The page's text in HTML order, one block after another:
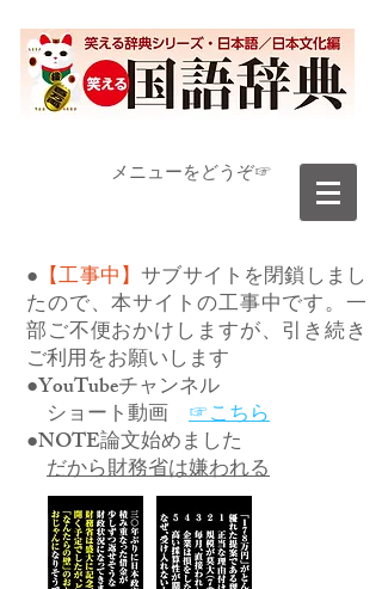
​メニューをどうぞ☞
● 【工事中】サブサイトを閉鎖しまし
たので、本サイトの工事中です。一
部ご不便おかけしますが、引き続き
ご利用をお願いします
●YouTubeチャンネル
ショート動画 ☞こちら
●NOTE論文始めました
だから財務省は嫌われる